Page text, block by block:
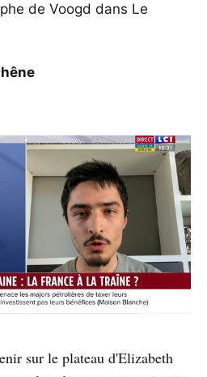
de Voogd dans Le
sur le plateau d'Elizabeth